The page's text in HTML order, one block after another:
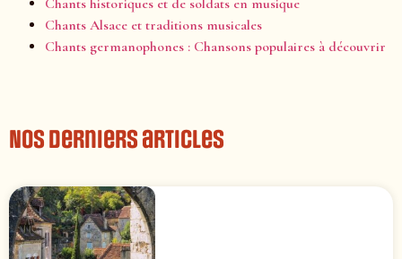
Chants Alsace et traditions musicales
Chants germanophones : Chansons populaires à découvrir
Nos derniers articles